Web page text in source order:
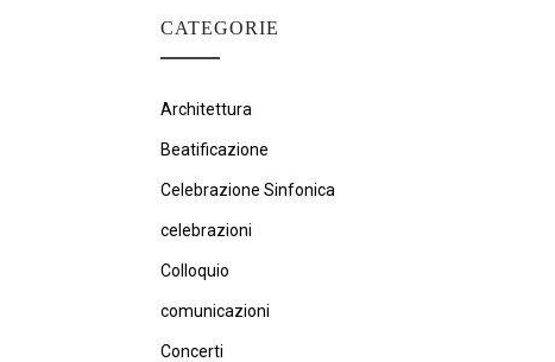
CATEGORIE
Architettura
Beatificazione
Celebrazione Sinfonica
celebrazioni
Colloquio
comunicazioni
Concerti